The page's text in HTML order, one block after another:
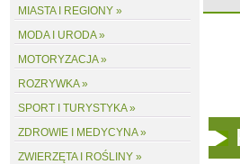
MIASTA I REGIONY »
MODA I URODA »
MOTORYZACJA »
ROZRYWKA »
SPORT I TURYSTYKA »
ZDROWIE I MEDYCYNA »
ZWIERZĘTA I ROŚLINY »